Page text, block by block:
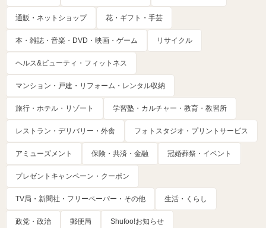
通販・ネットショップ 花・ギフト・手芸
本・雑誌・音楽・DVD・映画・ゲーム リサイクル
ヘルス&ビューティ・フィットネス
マンション・戸建・リフォーム・レンタル収納
旅行・ホテル・リゾート 学習塾・カルチャー・教育・教習所
レストラン・デリバリー・外食 フォトスタジオ・プリントサービス
アミューズメント 保険・共済・金融 冠婚葬祭・イベント
プレゼントキャンペーン・クーポン
TV局・新聞社・フリーペーパー・その他 生活・くらし
政党・政治 郵便局 Shufoo!お知らせ